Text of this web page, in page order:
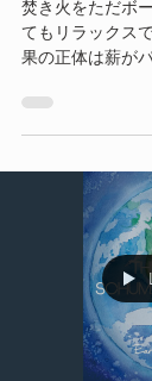
焚き火をただボ
てもリラックス
果の正体は薪が